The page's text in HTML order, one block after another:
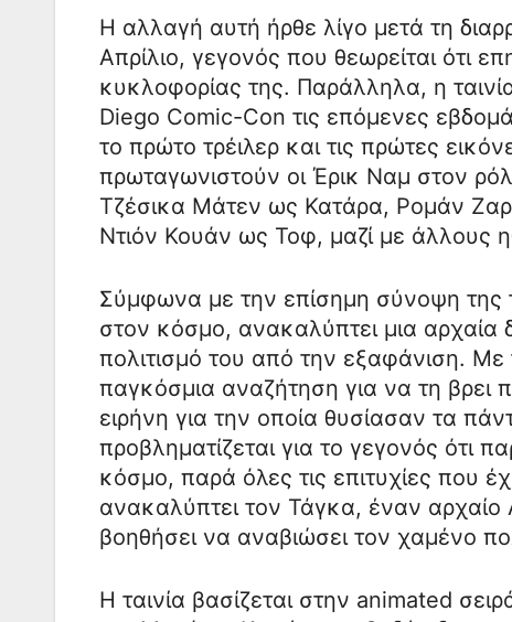
Η αλλαγή αυτή ήρθε λίγο μετά τη
Απρίλιο, γεγονός που θεωρείται ότι
κυκλοφορίας της. Παράλληλα, η
Diego Comic-Con τις επόμενες
το πρώτο τρέιλερ και τις πρώτες
πρωταγωνιστούν οι Έρικ Ναμ στον
Τζέσικα Μάτεν ως Κατάρα, Ρομάν
Ντιόν Κουάν ως Τοφ, μαζί με άλλους
Σύμφωνα με την επίσημη σύνοψη της
στον κόσμο, ανακαλύπτει μια
πολιτισμό του από την εξαφάνιση.
παγκόσμια αναζήτηση για να τη βρει
ειρήνη για την οποία θυσίασαν τα
προβληματίζεται για το γεγονός ότι
κόσμο, παρά όλες τις επιτυχίες που
ανακαλύπτει τον Τάγκα, έναν
βοηθήσει να αναβιώσει τον χαμένο
Η ταινία βασίζεται στην animated